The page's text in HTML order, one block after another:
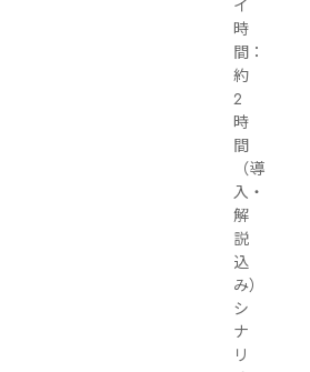
イ
時
間：
約
2
時
間
（導
入・
解
説
込
み）
シ
ナ
リ